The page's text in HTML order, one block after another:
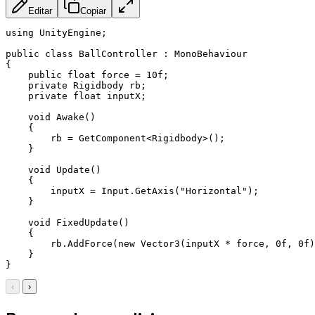
Editar Copiar
using UnityEngine;
public class BallController : MonoBehaviour
{
    public float force = 10f;
    private Rigidbody rb;
    private float inputX;
    void Awake()
    {
        rb = GetComponent
<Rigidbody>();
    }
    void Update()
    {
        inputX = Input.GetAxis("Horizontal");
    }
    void FixedUpdate()
    {
rb.AddForce(new Vector3(inputX * force, 0f,
    }
‹ ›